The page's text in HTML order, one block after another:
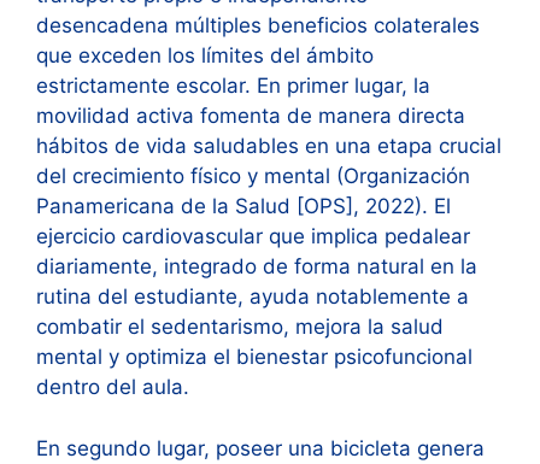
desencadena múltiples beneficios colaterales
que exceden los límites del ámbito
estrictamente escolar. En primer lugar, la
movilidad activa fomenta de manera directa
hábitos de vida saludables en una etapa crucial
del crecimiento físico y mental (Organización
Panamericana de la Salud [OPS], 2022). El
ejercicio cardiovascular que implica pedalear
diariamente, integrado de forma natural en la
rutina del estudiante, ayuda notablemente a
combatir el sedentarismo, mejora la salud
mental y optimiza el bienestar psicofuncional
dentro del aula.
En segundo lugar, poseer una bicicleta genera